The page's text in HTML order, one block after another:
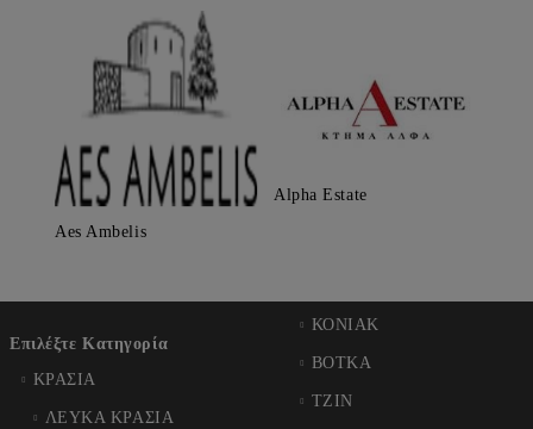
Aes Ambelis
Alpha Estate
Επιλέξτε Κατηγορία
ΚΡΑΣΙΑ
ΛΕΥΚΑ ΚΡΑΣΙΑ
ΚΟΝΙΑΚ
ΒΟΤΚΑ
ΤΖΙΝ